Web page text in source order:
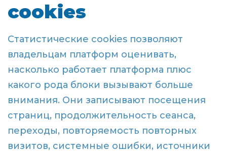
cookies
Статистические cookies позволяют
владельцам платформ оценивать,
насколько работает платформа плюс
какого рода блоки вызывают больше
внимания. Они записывают посещения
страниц, продолжительность сеанса,
переходы, повторяемость повторных
визитов, системные ошибки, источники